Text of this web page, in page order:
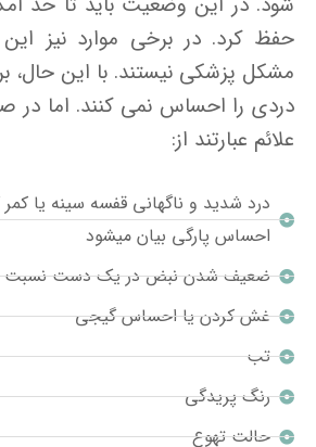
حفظ کرد. در برخی موارد نیز این
مشکل پزشکی نیستند. با این حال،
دردی را احساس نمی کنند. اما در
علائم عبارتند از:
درد شدید و ناگهانی قفسه سینه یا
احساس پارگی بیان میشود
ضعیف شدن نبض در یک دست نسبت
غش کردن یا احساس گیجی
تب
رنگ پریدگی
حالت تهوع